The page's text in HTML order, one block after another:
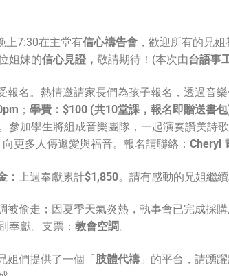
上7:30在主堂有信心禱告會 ，歡迎所有的兄
姐妹的信心見證， 敬請期待！(本次由台語事
報名。熱情邀請家長們為孩子報名，透過音
； 學費： $100 (共10堂課，報名即贈送書
參加學生將組成音樂團隊，一起演奏讚美詩
更多人傳遞愛與福音。報名請聯絡： Cheryl
： 上週奉獻累計$1,850。請有感動的兄姐繼
被偷走；因夏季天氣炎熱，執事會已完成採購
奉獻。支票： 教會空調。
姐們提供了一個「肢體代禱 」的平台，請踴